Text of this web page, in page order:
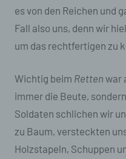
es von den Reichen und
Fall also uns, denn wir
um das rechtfertigen zu
Wichtig beim Retten war
immer die Beute,
Soldaten schlichen wir
zu Baum, versteckten
Holzstapeln, Schuppen